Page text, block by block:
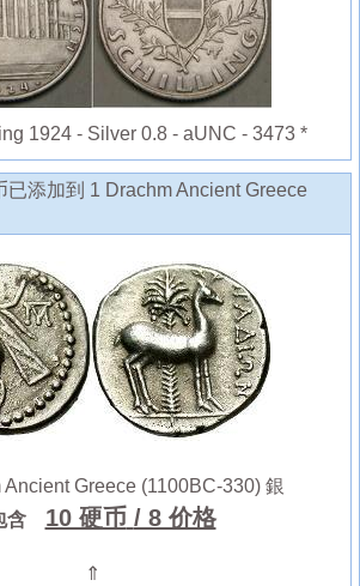
1924 - Silver 0.8 - aUNC - 3473 *
已添加到 1 Drachm Ancient Greece
Greece (1100BC-330) 銀
含
10 硬币 / 8 价格
⇑